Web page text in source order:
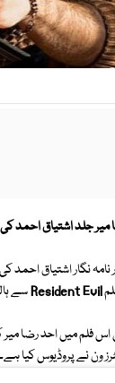
میر جلد اشتیاق احمد
نامہ نگار اشتیاق
Resident Evilسے
فلم میں احد رضا
ون نے پروڈیوس کیا ہے۔